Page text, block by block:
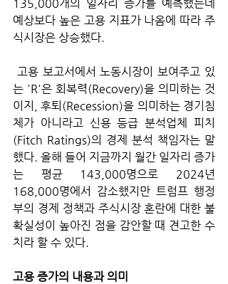
135,000개의 일자리 증가를 예측했는데
예상보다 높은 고용 지표가 나옴에 따라 주
식시장은 상승했다.
는 'R'은 회복력(Recovery)을 의미하는 것
이지, 후퇴(Recession)을 의미하는 경기침
체가 아니라고 신용 등급 분석업체 피치
(Fitch Ratings)의 경제 분석 책임자는 말
했다. 올해 들어 지금까지 월간 일자리 증가
는 평균 143,000명으로 2024년
168,000명에서 감소했지만 트럼프 행정
부의 경제 정책과 주식시장 혼란에 대한 불
확실성이 높아진 점을 감안할 때 견고한 수
치라 할 수 있다.
고용 증가의 내용과 의미